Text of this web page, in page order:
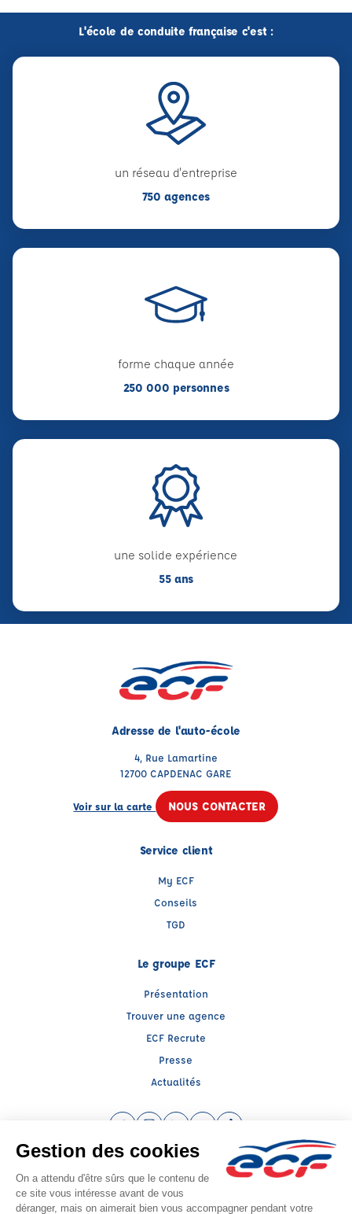
L'école de conduite française c'est :
un réseau d'entreprise
750 agences
forme chaque année
250 000 personnes
une solide expérience
55 ans
Adresse de l'auto-école
4, Rue Lamartine
12700 CAPDENAC GARE
Voir sur la carte NOUS CONTACTER
Service client
My ECF
Conseils
TGD
Le groupe ECF
Présentation
Trouver une agence
ECF Recrute
Presse
Actualités
Instagram (nouvelle fenêtre)
LinkedIn (nouvelle fenêtre)
YouTube (nouvelle fenêtre)
TikTok (nouvelle
Raison sociale : ENT CAYROL JEROME - Capital social: 0€
SIREN: - Numéro de TVA intracommunautaire:
Agrément n°